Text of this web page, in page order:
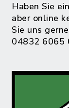
Haben Sie
aber online
Sie uns
04832 6065